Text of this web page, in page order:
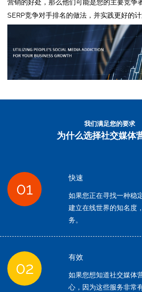
营销的好处，那么他们可能是您的主要竞争
SERP竞争对手排名的做法，并实践更好的计
我们满足您的要求
为什么选择社交媒体
01
快速
如果您正在寻找一种稳
建立在线世界的知名度
务。
02
有效
如果您想知道社交媒体
心，因为这些服务非常